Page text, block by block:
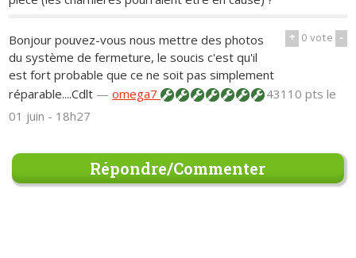
+ 0vote -
Bonjour pouvez-vous nous mettre des photos
du système de fermeture, le soucis c'est qu'il
est fort probable que ce ne soit pas simplement
réparable....Cdlt —omega7 43110 ptsle
01 juin - 18h27
Répondre/Commenter